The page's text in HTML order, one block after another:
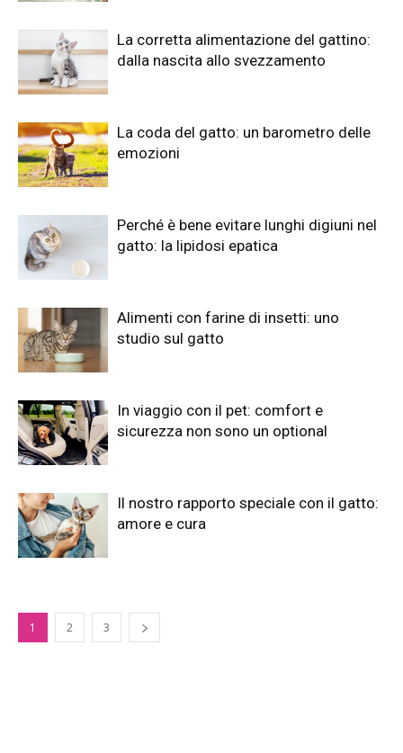
La corretta alimentazione del gattino:
dalla nascita allo svezzamento
La coda del gatto: un barometro delle
emozioni
Perché è bene evitare lunghi digiuni nel
gatto: la lipidosi epatica
Alimenti con farine di insetti: uno
studio sul gatto
In viaggio con il pet: comfort e
sicurezza non sono un optional
Il nostro rapporto speciale con il gatto:
amore e cura
1 2 3